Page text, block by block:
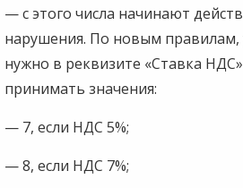
— с этого числа начинают
нарушения. По новым правилам,
нужно в реквизите «Ставка
принимать значения:
— 7, если НДС 5%;
— 8, если НДС 7%;